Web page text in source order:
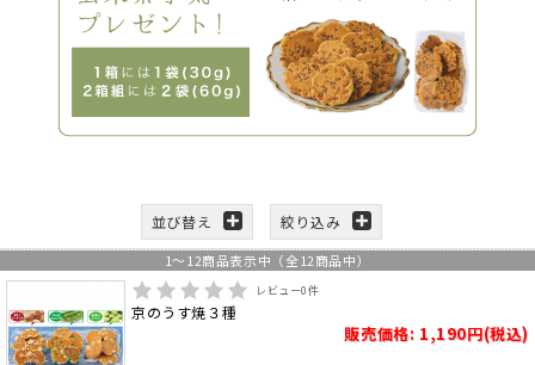
並び替え 絞り込み
1～ 12商品表示中（全 12商品中）
レビュー0件
京のうす焼３種
販売価格: 1,190円(税込)